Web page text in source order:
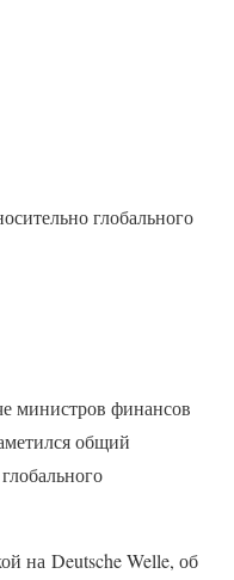
глобального
министров финансов
общий
на Deutsche Welle, об